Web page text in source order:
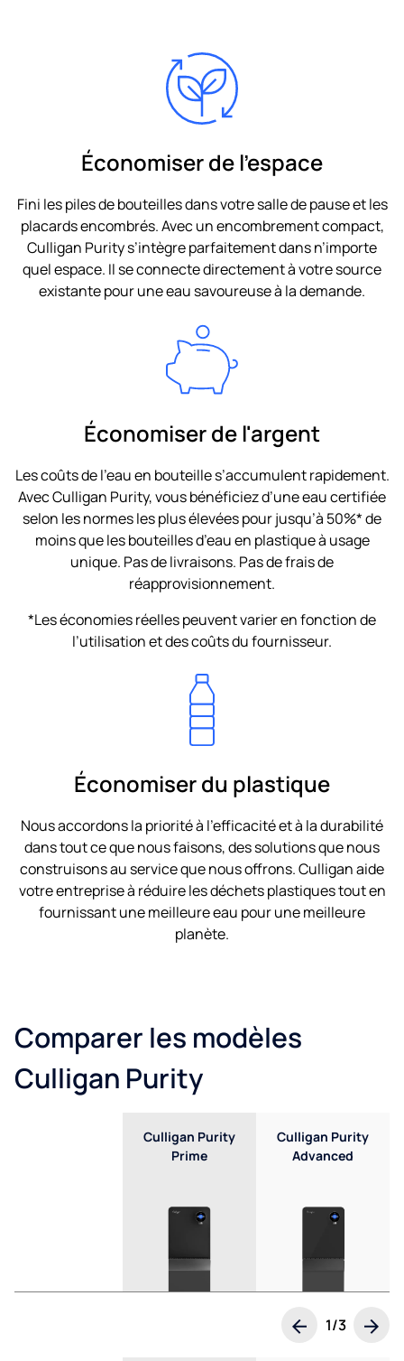
Économiser de l'espace
Fini les piles de bouteilles dans votre salle de pause et les
placards encombrés. Avec un encombrement compact,
Culligan Purity s’intègre parfaitement dans n’importe
quel espace. Il se connecte directement à votre source
existante pour une eau savoureuse à la demande.
Économiser de l'argent
Les coûts de l’eau en bouteille s’accumulent rapidement.
Avec Culligan Purity, vous bénéficiez d’une eau certifiée
selon les normes les plus élevées pour jusqu’à 50%* de
moins que les bouteilles d’eau en plastique à usage
unique. Pas de livraisons. Pas de frais de
réapprovisionnement.
*Les économies réelles peuvent varier en fonction de
l’utilisation et des coûts du fournisseur.
Économiser du plastique
Nous accordons la priorité à l’efficacité et à la durabilité
dans tout ce que nous faisons, des solutions que nous
construisons au service que nous offrons. Culligan aide
votre entreprise à réduire les déchets plastiques tout en
fournissant une meilleure eau pour une meilleure
planète.
Comparer les modèles
Culligan Purity
Culligan Purity
Prime
Culligan Purity
Advanced
1/3